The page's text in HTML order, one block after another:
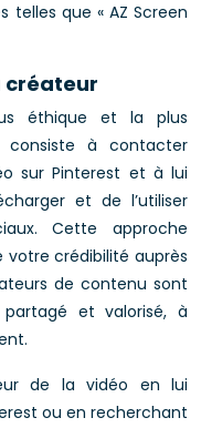
que « AZ Screen
créateur
éthique et la plus
consiste à contacter
sur Pinterest et à lui
et de l’utiliser
Cette approche
crédibilité auprès
de contenu sont
et valorisé, à
de la vidéo en lui
ou en recherchant